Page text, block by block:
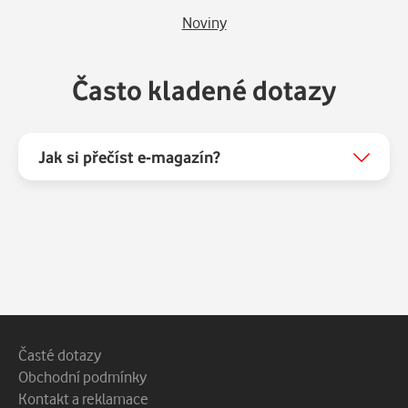
Noviny
Často kladené dotazy
Jak si přečíst e-magazín?
Patička webu
Vedlejší navigace
Časté dotazy
Obchodní podmínky
Kontakt a reklamace